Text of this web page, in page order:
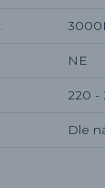
NE
220 -
Dle